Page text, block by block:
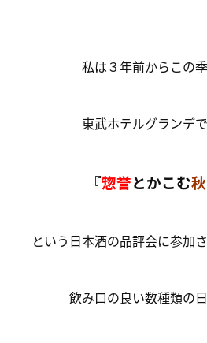
私は３年前からこの
東武ホテルグランデ
『惣誉とかこむ秋
という日本酒の品評会に参加
飲み口の良い数種類の